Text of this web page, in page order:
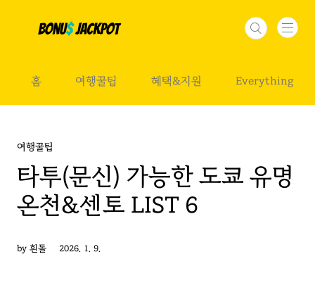
홈 여행꿀팁 혜택&지원 Everything
여행꿀팁
타투(문신) 가능한 도쿄 유명
온천&센토 LIST 6
by 흰돌 2026. 1. 9.